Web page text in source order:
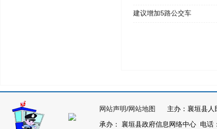
建议增加5路公交车
网站声明/网站地图
主办：襄垣县人
承办： 襄垣县政府信息网络中心 电话